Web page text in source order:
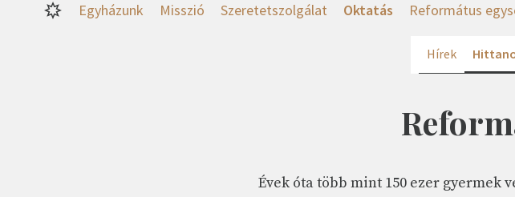
Egyházunk Misszió Szeretetszolgálat Oktatás Református
Hírek
Évek óta több mint 150 ezer